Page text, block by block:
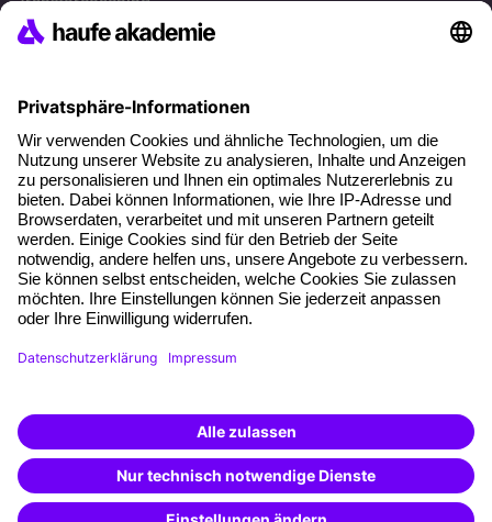
Coaching
Kontakt & Support
Kontakt
FAQ
+49 761 595339-00
AGB
Cookie-Einstellungen
Vertrag widerrufen
Weiterbildung finden -
mit KI-Power!
Beschreibe was du suchst und erhalte
passende Weiterbildungen vomKI-Berater
– schnell und treffsicher.